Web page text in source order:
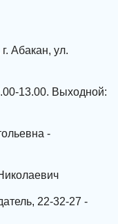
Абакан, ул.
13.00. Выходной:
-
22-32-27 -